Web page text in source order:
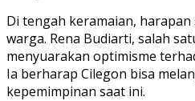
Di tengah keramaian,
warga. Rena Budiarti, salah
menyuarakan optimisme
Ia berharap Cilegon bisa
kepemimpinan saat ini.